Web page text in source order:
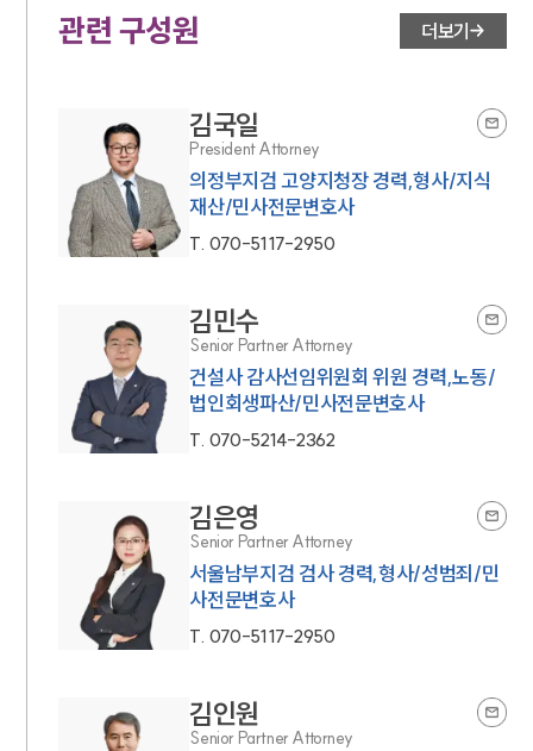
관련 구성원 더보기
김국일
President Attorney
의정부지검 고양지청장 경력,형사/지식
재산/민사전문변호사
T. 070-5117-2950
김민수
Senior Partner Attorney
건설사 감사선임위원회 위원 경력,노동/
법인회생파산/민사전문변호사
T. 070-5214-2362
김은영
Senior Partner Attorney
서울남부지검 검사 경력,형사/성범죄/민
사전문변호사
T. 070-5117-2950
김인원
Senior Partner Attorney